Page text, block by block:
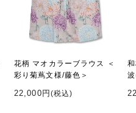
花柄 マオカラーブラウス ＜
彩り菊蔦文様/藤色＞
22,000円 (税込)